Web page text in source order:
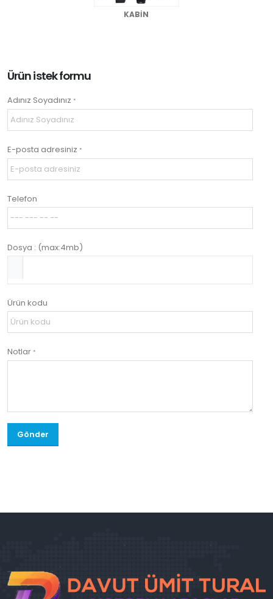
KABİN
Ürün istek formu
Adınız Soyadınız *
E-posta adresiniz *
Telefon
Dosya : (max:4mb)
Ürün kodu
Notlar *
Gönder